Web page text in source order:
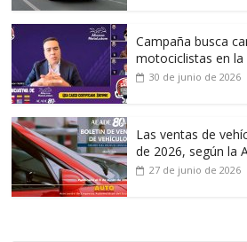
Campaña busca
motociclistas en la
30 de junio de 2026
Las ventas de
de 2026, según la
27 de junio de 2026